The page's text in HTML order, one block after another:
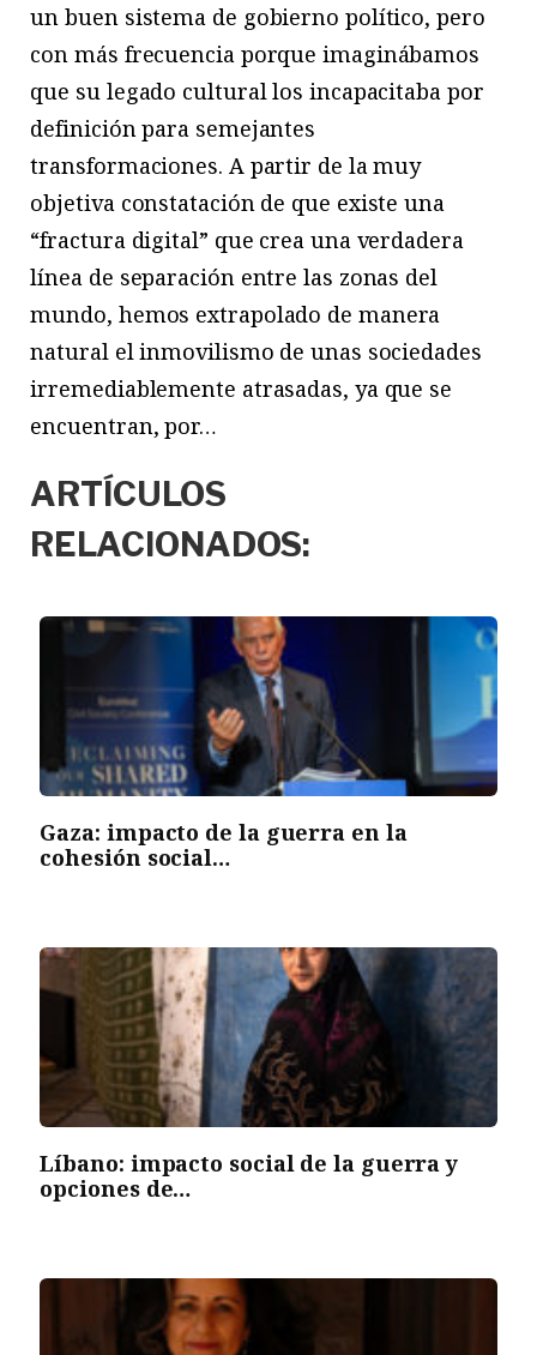
un buen sistema de gobierno político, pero
con más frecuencia porque imaginábamos
que su legado cultural los incapacitaba por
definición para semejantes
transformaciones. A partir de la muy
objetiva constatación de que existe una
“fractura digital” que crea una verdadera
línea de separación entre las zonas del
mundo, hemos extrapolado de manera
natural el inmovilismo de unas sociedades
irremediablemente atrasadas, ya que se
encuentran, por…
ARTÍCULOS
RELACIONADOS:
Gaza: impacto de la guerra en la
cohesión social…
Líbano: impacto social de la guerra y
opciones de…